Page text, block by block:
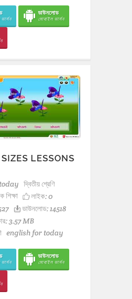
ডাউনলোড
মোবাইল ভার্সন
LESSONS
দ্বিতীয় শ্রেণি
শিক্ষা লাইক:0
ডাউনলোড: 14518
3.57 MB
english for today
ডাউনলোড
মোবাইল ভার্সন